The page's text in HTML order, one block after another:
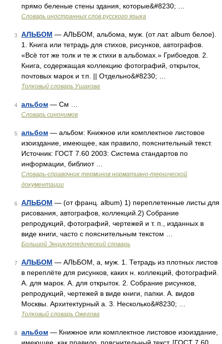
прямо беленые стены здания, которые&#8230; …
Словарь иностранных слов русского языка
3 АЛЬБОМ — АЛЬБОМ, альбома, муж. (от лат. album белое).
1. Книга или тетрадь для стихов, рисунков, автографов.
«Всё тот же толк и те ж стихи в альбомах.» Грибоедов. 2.
Книга, содержащая коллекцию фотографий, открыток,
почтовых марок и т.п. || Отдельно&#8230; …
Толковый словарь Ушакова
4 альбом — См …
Словарь синонимов
5 альбом — альбом: Книжное или комплектное листовое
изоиздание, имеющее, как правило, пояснительный текст.
Источник: ГОСТ 7.60 2003: Система стандартов по
информации, библиот …
Словарь-справочник терминов нормативно-технической
документации
6 АЛЬБОМ — (от франц. album) 1) переплетенные листы для
рисования, автографов, коллекций.2) Собрание
репродукций, фотографий, чертежей и т. п., изданных в
виде книги, часто с пояснительным текстом …
Большой Энциклопедический словарь
7 АЛЬБОМ — АЛЬБОМ, а, муж. 1. Тетрадь из плотных листов
в переплёте для рисунков, каких н. коллекций, фотографий.
А. для марок. А. для открыток. 2. Собрание рисунков,
репродукций, чертежей в виде книги, папки. А. видов
Москвы. Архитектурный а. 3. Несколько&#8230; …
Толковый словарь Ожегова
8 альбом — Книжное или комплектное листовое изоиздание,